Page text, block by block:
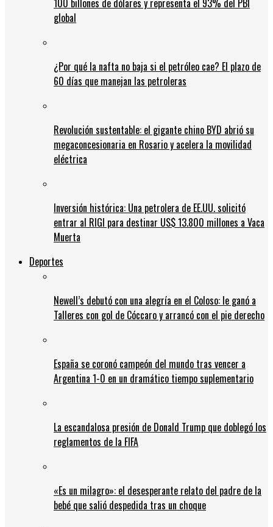
100 billones de dólares y representa el 93% del PBI
global
¿Por qué la nafta no baja si el petróleo cae? El plazo de
60 días que manejan las petroleras
Revolución sustentable: el gigante chino BYD abrió su
megaconcesionaria en Rosario y acelera la movilidad
eléctrica
Inversión histórica: Una petrolera de EE.UU. solicitó
entrar al RIGI para destinar US$ 13.800 millones a Vaca
Muerta
Deportes
Newell’s debutó con una alegría en el Coloso: le ganó a
Talleres con gol de Cóccaro y arrancó con el pie derecho
España se coronó campeón del mundo tras vencer a
Argentina 1-0 en un dramático tiempo suplementario
La escandalosa presión de Donald Trump que doblegó los
reglamentos de la FIFA
«Es un milagro»: el desesperante relato del padre de la
bebé que salió despedida tras un choque